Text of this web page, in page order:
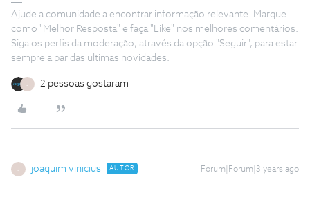
Ajude a comunidade a encontrar informação relevante. Marque
como "Melhor Resposta" e faça "Like" nos melhores comentários.
Siga os perfis da moderação, através da opção "Seguir", para estar
sempre a par das ultimas novidades.
2 pessoas gostaram
joaquim vinicius AUTOR Forum|Forum|3 years ago